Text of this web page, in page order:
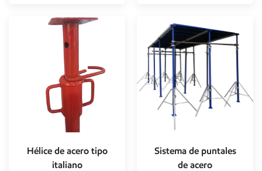
Hélice de acero tipo
italiano
Sistema de puntales
de acero